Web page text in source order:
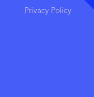
Privacy Policy